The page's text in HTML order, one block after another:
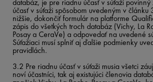
účasť v súťaži spôsobom uvedeným v
nižšie, dokončiť formulár na platforme
zápis do všetkých troch databáz (Vichy, La
Posay a CeraVe) a odpovedať na uvedené
Súťažiaci musí splniť aj ďalšie podmienky
pravidlách.
3.2 Pre riadnu účasť v súťaži musia všetci
noví účastníci, tak aj existujúci členovia